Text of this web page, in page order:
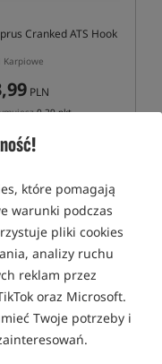
które pomagają
warunki podczas
pliki cookies
analizy ruchu
reklam przez
oraz Microsoft.
Twoje potrzeby i
Cranked ATS Hook
Karpiowe
PLN
0,29 pkt